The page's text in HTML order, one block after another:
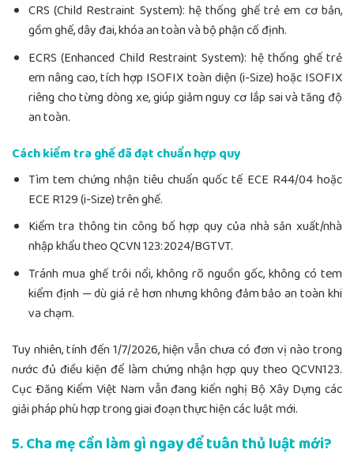
CRS (Child Restraint System): hệ thống ghế trẻ em cơ bản,
gồm ghế, dây đai, khóa an toàn và bộ phận cố định.
ECRS (Enhanced Child Restraint System): hệ thống ghế trẻ
em nâng cao, tích hợp ISOFIX toàn diện (i-Size) hoặc ISOFIX
riêng cho từng dòng xe, giúp giảm nguy cơ lắp sai và tăng độ
an toàn.
Cách kiểm tra ghế đã đạt chuẩn hợp quy
Tìm tem chứng nhận tiêu chuẩn quốc tế ECE R44/04 hoặc
ECE R129 (i-Size) trên ghế.
Kiểm tra thông tin công bố hợp quy của nhà sản xuất/nhà
nhập khẩu theo QCVN 123:2024/BGTVT.
Tránh mua ghế trôi nổi, không rõ nguồn gốc, không có tem
kiểm định — dù giá rẻ hơn nhưng không đảm bảo an toàn khi
va chạm.
Tuy nhiên, tính đến 1/7/2026, hiện vẫn chưa có đơn vị nào trong
nước đủ điều kiện để làm chứng nhận hợp quy theo QCVN123.
Cục Đăng Kiểm Việt Nam vẫn đang kiến nghị Bộ Xây Dựng các
giải pháp phù hợp trong giai đoạn thực hiện các luật mới.
5. Cha mẹ cần làm gì ngay để tuân thủ luật mới?